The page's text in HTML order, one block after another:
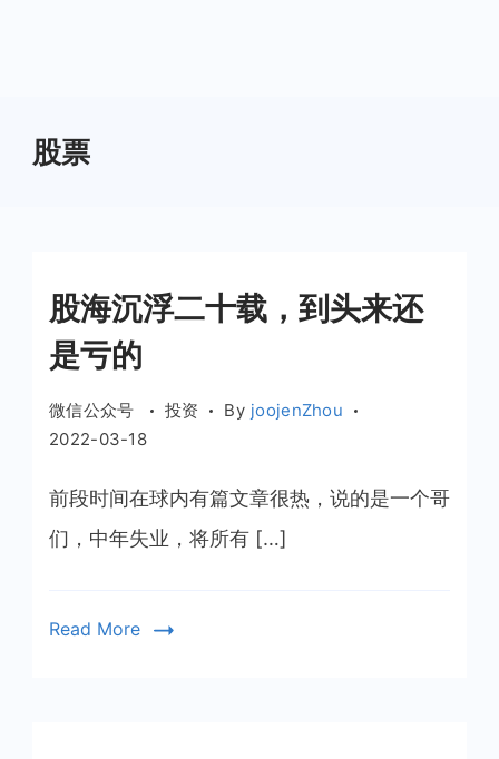
股票
股海沉浮二十载，到头来还
是亏的
微信公众号 投资 By joojenZhou
2022-03-18
前段时间在球内有篇文章很热，说的是一个哥
们，中年失业，将所有 […]
Read More